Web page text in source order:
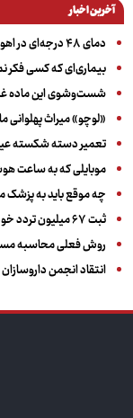
آخرین اخبار
دمای ۴۸ درجه‌ای در اهواز
بیماری‌ای که کسی فکر
شست‌وشوی این ماده
«لوچو» میراث پهلوانی
تعمیر دسته شکسته
موبایلی که به ساعت
چه موقع باید به پزشک
ثبت ۶۷ میلیون تردد خودرویی در ایام اربعین امسال
روش فعلی محاسبه
انتقاد انجمن